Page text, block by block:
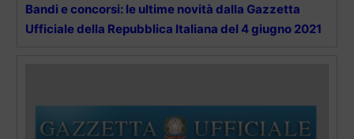
Bandi e concorsi: le ultime novità dalla Gazzetta
Ufficiale della Repubblica Italiana del 4 giugno 2021